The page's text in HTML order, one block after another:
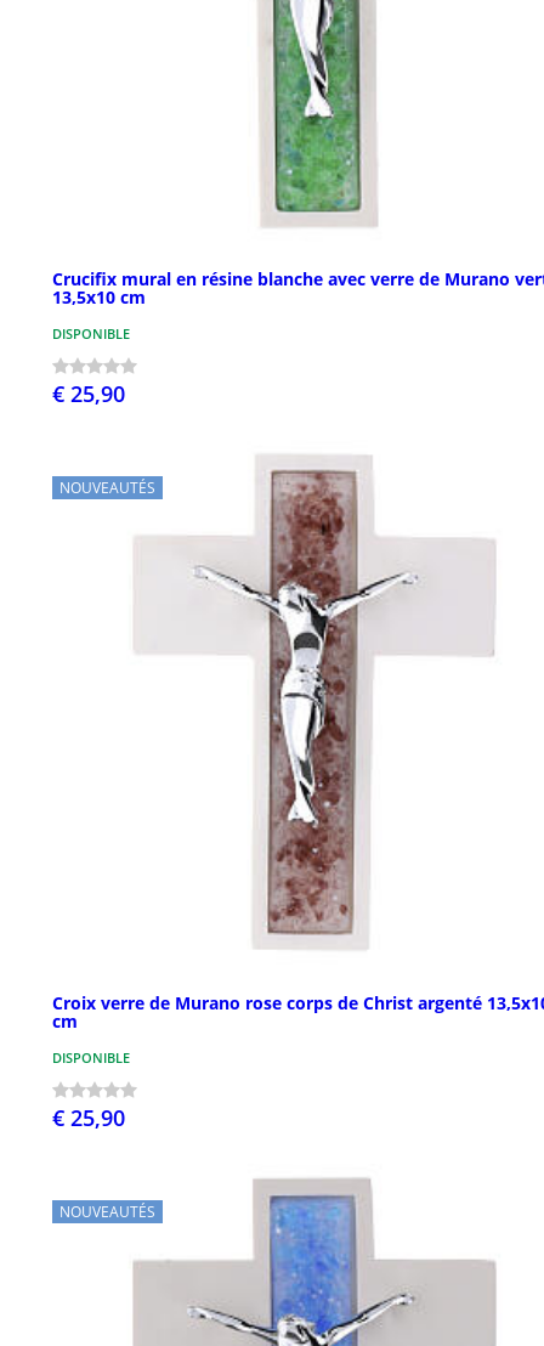
Crucifix mural en résine blanche avec verre de Murano
13,5x10 cm
DISPONIBLE
€ 25,90
NOUVEAUTÉS
Croix verre de Murano rose corps de Christ argenté
cm
DISPONIBLE
€ 25,90
NOUVEAUTÉS